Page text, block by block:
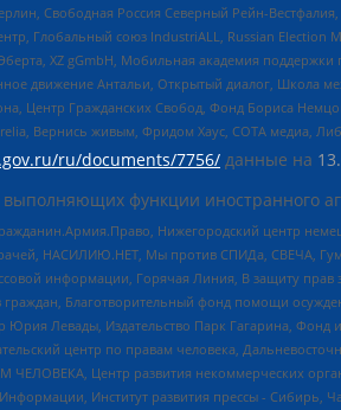
Свободная Россия Северный Рейн-
Глобальный союз IndustriALL, Russian
XZ gGmbH, Мобильная академия
движение Антальи, Открытый диалог, Школа
Центр Гражданских Свобод, Фонд Бориса
Вернись живым, Фридом Хаус, СОТА медиа,
ru/documents/7756/ данные на
функции иностранного
Нижегородский центр
НАСИЛИЮ.НЕТ, Мы против СПИДа, СВЕЧА,
информации, Горячая Линия, В защиту
Благотворительный фонд помощи
Юрия Левады, Издательство Парк Гагарина,
центр по правам человека,
Центр развития некоммерческих
Институт развития прессы - Сибирь,